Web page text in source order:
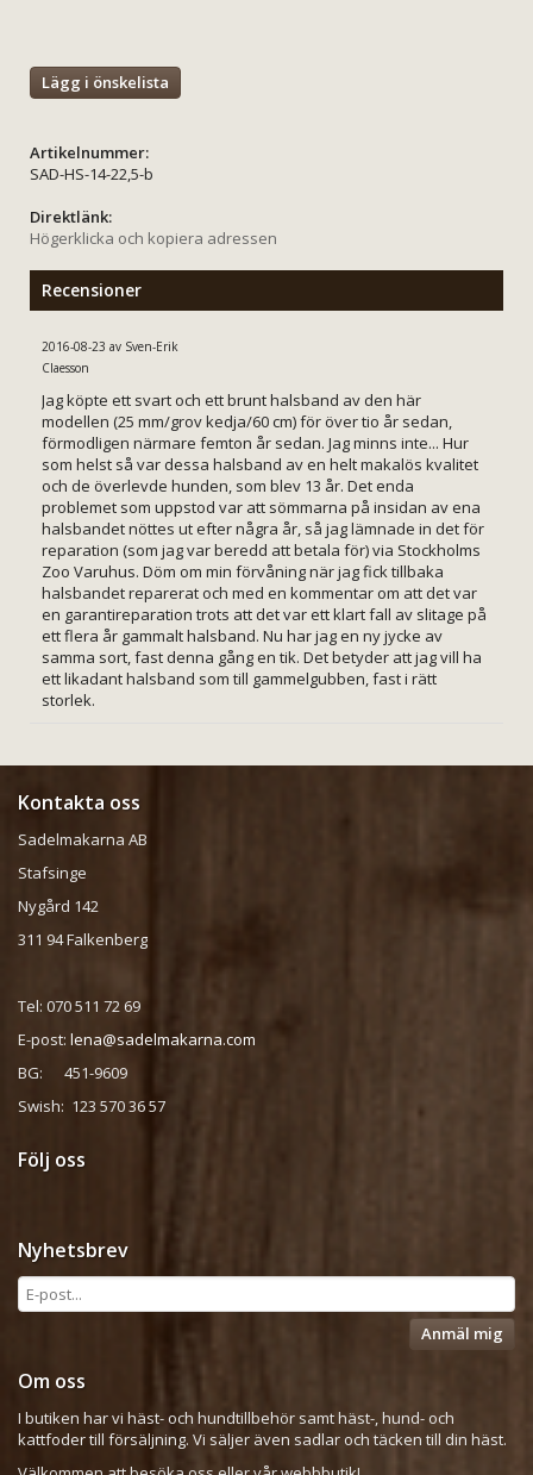
Lägg i önskelista
Artikelnummer:
SAD-HS-14-22,5-b
Direktlänk:
Högerklicka och kopiera adressen
Recensioner
2016-08-23 av Sven-Erik
Claesson
Jag köpte ett svart och ett brunt halsband av den här
modellen (25 mm/grov kedja/60 cm) för över tio år sedan,
förmodligen närmare femton år sedan. Jag minns inte... Hur
som helst så var dessa halsband av en helt makalös kvalitet
och de överlevde hunden, som blev 13 år. Det enda
problemet som uppstod var att sömmarna på insidan av ena
halsbandet nöttes ut efter några år, så jag lämnade in det för
reparation (som jag var beredd att betala för) via Stockholms
Zoo Varuhus. Döm om min förvåning när jag fick tillbaka
halsbandet reparerat och med en kommentar om att det var
en garantireparation trots att det var ett klart fall av slitage på
ett flera år gammalt halsband. Nu har jag en ny jycke av
samma sort, fast denna gång en tik. Det betyder att jag vill ha
ett likadant halsband som till gammelgubben, fast i rätt
storlek.
Kontakta oss
Sadelmakarna AB
Stafsinge
Nygård 142
311 94 Falkenberg
Tel: 070 511 72 69
E-post: lena@sadelmakarna.com
BG: 451-9609
Swish: 123 570 36 57
Följ oss
Nyhetsbrev
Anmäl mig
Om oss
I butiken har vi häst- och hundtillbehör samt häst-, hund- och
kattfoder till försäljning. Vi säljer även sadlar och täcken till din häst.